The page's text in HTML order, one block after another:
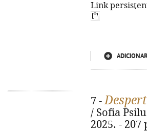
Link
7 -
/ Sofia
2025. - 207